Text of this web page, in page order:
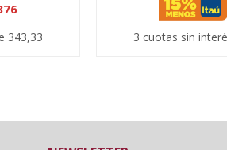
343,33 3 cuotas sin